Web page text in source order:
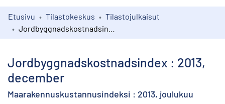
Kokoelmat
Etusivu Tilastokeskus
Tilastojulkaisut
Jordbyggnadskostnadsindex : 2013,
december
Maarakennuskustannusindeksi : 2013, joulukuu